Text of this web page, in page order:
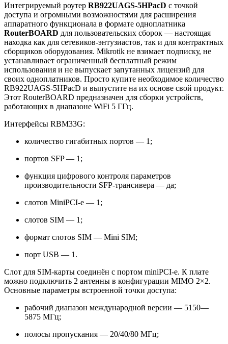
Интегрируемый роутер RB922UAGS-5HPacD с точкой
доступа и огромными возможностями для расширения
аппаратного функционала в формате одноплатника
RouterBOARD для пользовательских сборок — настоящая
находка как для сетевиков-энтузиастов, так и для контрактных
сборщиков оборудования. Mikrotik не взимает подписку, не
устанавливает ограниченный бесплатный режим
использования и не выпускает запутанных лицензий для
своих одноплатников. Просто купите необходимое количество
RB922UAGS-5HPacD и выпустите на их основе свой продукт.
Этот RouterBOARD предназначен для сборки устройств,
работающих в диапазоне WiFi 5 ГГц.
Интерфейсы RBM33G:
количество гигабитных портов — 1;
портов SFP — 1;
функция цифрового контроля параметров
производительности SFP-трансивера — да;
слотов MiniPCI-e — 1;
слотов SIM — 1;
формат слотов SIM — Mini SIM;
порт USB — 1.
Слот для SIM-карты соединён с портом miniPCI-e. К плате
можно подключить 2 антенны в конфигурации MIMO 2×2.
Основные параметры встроенной точки доступа:
рабочий диапазон международной версии — 5150—
5875 МГц;
полосы пропускания — 20/40/80 МГц;